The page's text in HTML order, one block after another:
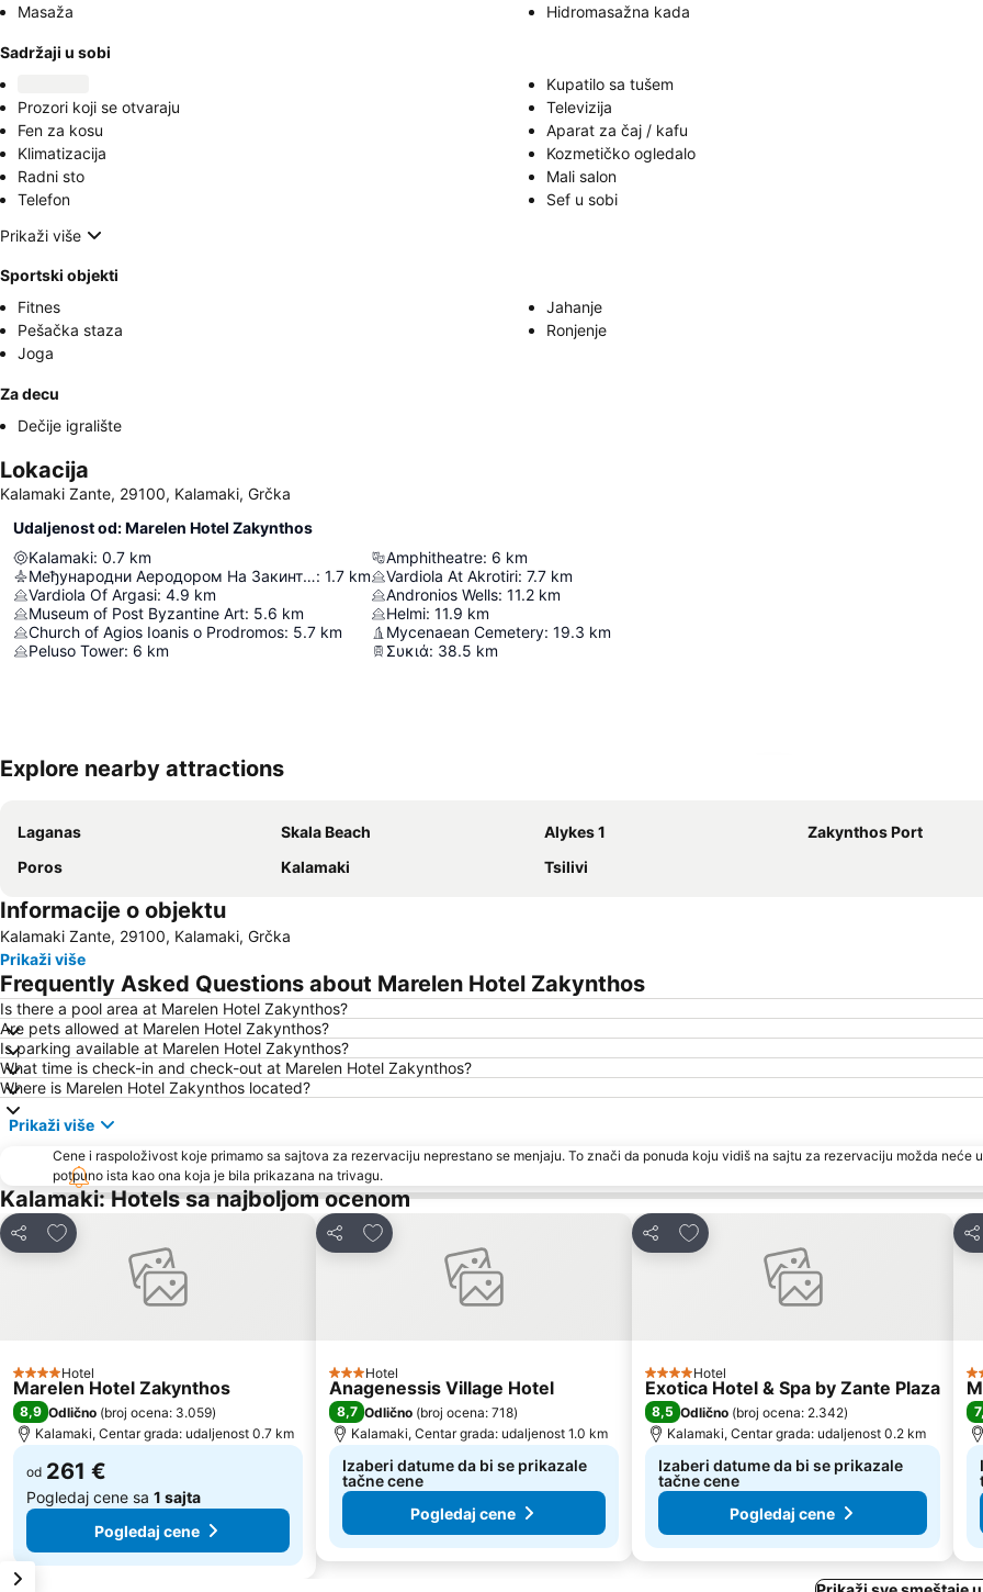
Masaža
Hidromasažna kada
Sadržaji u sobi
Kupatilo sa tušem
Prozori koji se otvaraju
Televizija
Fen za kosu
Aparat za čaj / kafu
Klimatizacija
Kozmetičko ogledalo
Radni sto
Mali salon
Telefon
Sef u sobi
Prikaži više
Sportski objekti
Fitnes
Jahanje
Pešačka staza
Ronjenje
Joga
Za decu
Dečije igralište
Lokacija
Kalamaki Zante, 29100, Kalamaki, Grčka
Udaljenost od: Marelen Hotel Zakynthos
Kalamaki: 0.7 km
Међународни Аеродором На Закинтосу: 1.7 km
Vardiola Of Argasi: 4.9 km
Museum of Post Byzantine Art: 5.6 km
Church of Agios Ioanis o Prodromos: 5.7 km
Peluso Tower: 6 km
Amphitheatre: 6 km
Vardiola At Akrotiri: 7.7 km
Andronios Wells: 11.2 km
Helmi: 11.9 km
Mycenaean Cemetery: 19.3 km
Συκιά: 38.5 km
Explore nearby attractions
Laganas Skala Beach Alykes 1
Zakynthos Port
Poros
Kalamaki Tsilivi
Informacije o objektu
Kalamaki Zante, 29100, Kalamaki, Grčka
Prikaži više
Frequently Asked Questions about Marelen Hotel Zakynthos
Is there a pool area at Marelen Hotel Zakynthos?
Are pets allowed at Marelen Hotel Zakynthos?
Is parking available at Marelen Hotel Zakynthos?
What time is check-in and check-out at Marelen Hotel Zakynthos?
Where is Marelen Hotel Zakynthos located?
Prikaži više
Cene i raspoloživost koje primamo sa sajtova za rezervaciju neprestano se menjaju. To znači da ponuda koju vidiš na sajtu za rezervaciju možda neće
potpuno ista kao ona koja je bila prikazana na trivagu.
Kalamaki: Hotels sa najboljom ocenom
Deli
Dodati u favorite
4 Zvezdice
Hotel
Marelen Hotel Zakynthos
8,9 Odlično (broj ocena: 3.059)
Kalamaki, Centar grada: udaljenost 0.7 km
od 261 €
Pogledaj cene sa 1 sajta
Pogledaj cene
Deli
Dodati u favorite
3 Zvezdice
Hotel
Anagenessis Village Hotel
8,7 Odlično (broj ocena: 718)
Kalamaki, Centar grada: udaljenost 1.0 km
Izaberi datume da bi se prikazale
tačne cene
Pogledaj cene
Deli
Dodati u favorite
4 Zvezdice
Hotel
Exotica Hotel & Spa by Zante Plaza
8,5 Odlično (broj ocena: 2.342)
Kalamaki, Centar grada: udaljenost 0.2 km
Izaberi datume da bi se prikazale
tačne cene
Pogledaj cene
Deli
2